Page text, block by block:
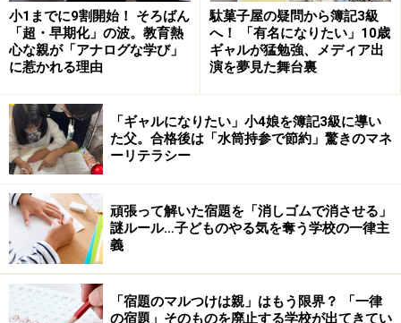
生理のことを説明する時期……早い分には
OK
筆者としては、早めに教えても何も問題はないと考えて
います。自分の体が今後どのように変化して大人の女性
の体になっていくのかは、子どもの素朴な関心事なの
で、機会を見つけて話しておきましょう。
「大人になっていくと、女の子はだいたい月に１回、１
週間くらい、うんちの穴とおしっこの穴の間にある、女
の子にしかない特別な穴から血が出るようになるよ。で
も、それは病気ではなくて、大人の女の人にとっては普
小1までに9割開始！ そろばん
「超・早期化」の波。教育熱
心な親が「アナログな学び」
に惹かれる理由
駄菓子屋の疑問から簿記3級
へ！ 「有名になりたい」10歳
ギャルが猛勉強、メディア出
演を夢見た舞台裏
「ギャルになりたい」小4娘を簿記3級に導い
た父。合格後は「水筒持参で節約」驚きのマネ
ーリテラシー
頑張って解いた宿題を「消しゴムで消させる」
謎ルール…子どものやる気を奪う学校の一律主
義
「宿題のマルつけは親」はもう限界？ 「一律
の宿題」そのものを廃止する学校が出てきてい